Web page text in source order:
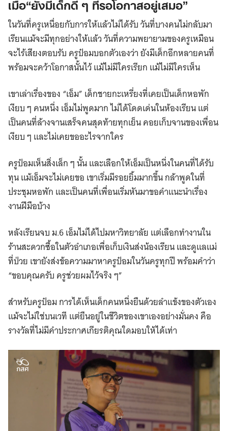
ในวันที่ครูเหนื่อยกับการให้แล้วไม่ได้รับ วันที่บางคนไม่กลับมา
เรียนแม้จะมีทุกอย่างให้แล้ว วันที่ความพยายามของครูเหมือน
จะไร้เสียงตอบรับ ครูป๋อมบอกตัวเองว่า ยังมีเด็กอีกหลายคนที่
พร้อมจะคว้าโอกาสนั้นไว้ แม้ไม่มีใครเรียก แม้ไม่มีใครเห็น
เขาเล่าเรื่องของ “เอ็ม” เด็กชายกะเหรี่ยงที่เคยเป็นเด็กหอพัก
เงียบ ๆ คนหนึ่ง เอ็มไม่พูดมาก ไม่ได้โดดเด่นในห้องเรียน แต่
เป็นคนที่ล้างจานเสร็จคนสุดท้ายทุกเย็น คอยเก็บจานของเพื่อน
เงียบ ๆ และไม่เคยขออะไรจากใคร
ครูป๋อมเห็นสิ่งเล็ก ๆ นั้น และเลือกให้เอ็มเป็นหนึ่งในคนที่ได้รับ
ทุน แม้เอ็มจะไม่เคยขอ เขาเริ่มมีรอยยิ้มมากขึ้น กล้าพูดในที่
ประชุมหอพัก และเป็นคนที่เพื่อนเริ่มหันมาขอคำแนะนำเรื่อง
งานฝีมือบ้าง
หลังเรียนจบ ม.6 เอ็มไม่ได้ไปมหาวิทยาลัย แต่เลือกทำงานใน
ร้านสะดวกซื้อในตัวอำเภอเพื่อเก็บเงินส่งน้องเรียน และดูแลแม่
ที่ป่วย เขายังส่งข้อความมาหาครูป๋อมในวันครูทุกปี พร้อมคำว่า
“ขอบคุณครับ ครูช่วยผมไว้จริง ๆ”
สำหรับครูป๋อม การได้เห็นเด็กคนหนึ่งยืนด้วยลำแข้งของตัวเอง
แม้จะไม่ใช่บนเวที แต่ยืนอยู่ในชีวิตของเขาเองอย่างมั่นคง คือ
รางวัลที่ไม่มีคำประกาศเกียรติคุณใดมอบให้ได้เท่า